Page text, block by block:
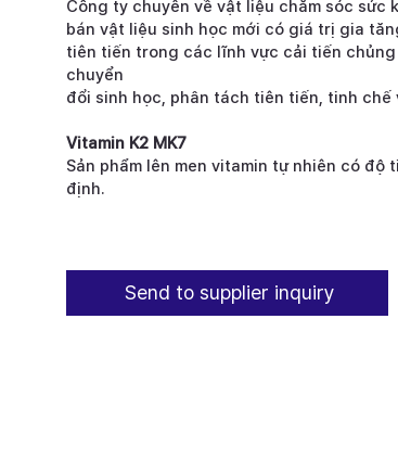
Công ty chuyên về vật liệu chăm sóc sức
bán vật liệu sinh học mới có giá trị gia
tiên tiến trong các lĩnh vực cải tiến chủng
chuyển
đổi sinh học, phân tách tiên tiến, tinh chế
Vitamin K2 MK7
Sản phẩm lên men vitamin tự nhiên có độ
định.
Send to supplier inquiry